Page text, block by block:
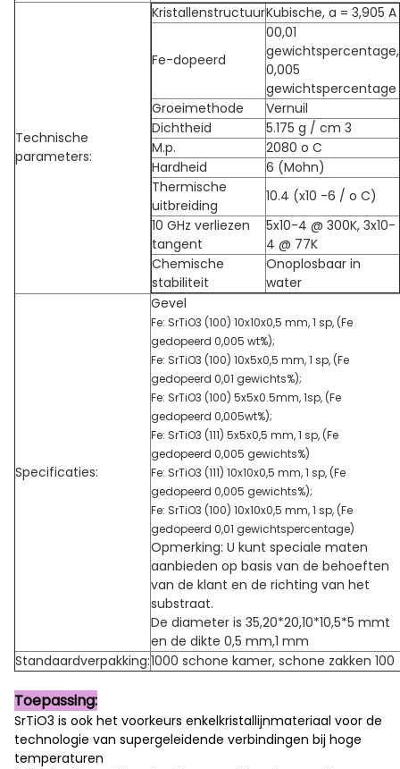
Technische
parameters:
KristallenstructuurKubische, a = 3,905 A
Fe-dopeerd
00,01
gewichtspercentage,
0,005
gewichtspercentage
Groeimethode
Vernuil
Dichtheid
5.175 g / cm 3
M.p.
2080 o C
Hardheid
6 (Mohn)
Thermische
uitbreiding
10.4 (x10 -6 / o C)
10 GHz verliezen
tangent
5x10-4 @ 300K, 3x10-
4 @ 77K
Chemische
stabiliteit
Onoplosbaar in
water
Specificaties:
Gevel
Fe: SrTiO3 (100) 10x10x0,5 mm, 1 sp, (Fe
gedopeerd 0,005 wt%);
Fe: SrTiO3 (100) 10x5x0,5 mm, 1 sp, (Fe
gedopeerd 0,01 gewichts%);
Fe: SrTiO3 (100) 5x5x0.5mm, 1sp, (Fe
gedopeerd 0,005wt%);
Fe: SrTiO3 (111) 5x5x0,5 mm, 1 sp, (Fe
gedopeerd 0,005 gewichts%)
Fe: SrTiO3 (111) 10x10x0,5 mm, 1 sp, (Fe
gedopeerd 0,005 gewichts%);
Fe: SrTiO3 (100) 10x10x0,5 mm, 1 sp, (Fe
gedopeerd 0,01 gewichtspercentage)
Opmerking: U kunt speciale maten
aanbieden op basis van de behoeften
van de klant en de richting van het
substraat.
De diameter is 35,20*20,10*10,5*5 mmt
en de dikte 0,5 mm,1 mm
Standaardverpakking:1000 schone kamer, schone zakken 100
Toepassing:
SrTiO3 is ook het voorkeurs enkelkristallijnmateriaal voor de
technologie van supergeleidende verbindingen bij hoge
temperaturen